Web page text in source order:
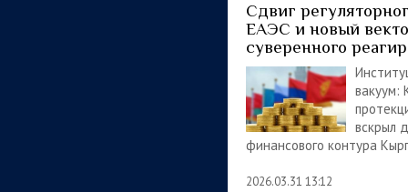
Сдвиг
ЕАЭС и новый
суверенного
вакуум:
вскрыл
финансового контура
2026.03.31 13:12